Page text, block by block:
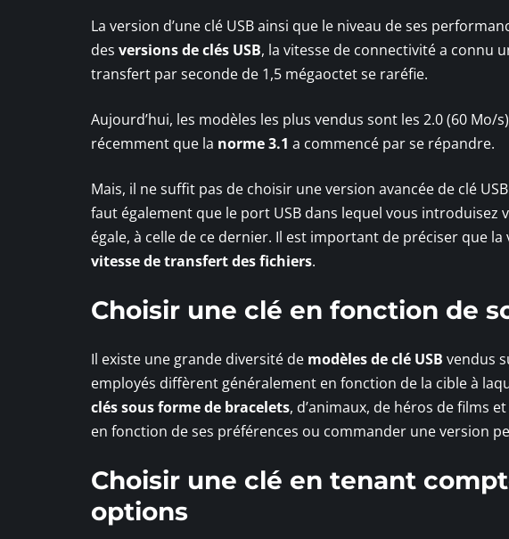
La version d’une clé USB ainsi que le niveau de ses
des versions de clés USB, la vitesse de connectivité a connu
transfert par seconde de 1,5 mégaoctet se raréfie.
Aujourd’hui, les modèles les plus vendus sont les 2.0 (60 Mo/
récemment que la norme 3.1 a commencé par se répandre.
Mais, il ne suffit pas de choisir une version avancée de clé
faut également que le port USB dans lequel vous
égale, à celle de ce dernier. Il est important de préciser que
vitesse de transfert des fichiers.
Choisir une clé en fonction de
Il existe une grande diversité de modèles de clé USB vendus
employés diffèrent généralement en fonction de la cible à
clés sous forme de bracelets, d’animaux, de héros de films
en fonction de ses préférences ou commander une version
Choisir une clé en tenant
options